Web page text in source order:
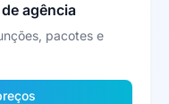
agência
pacotes e